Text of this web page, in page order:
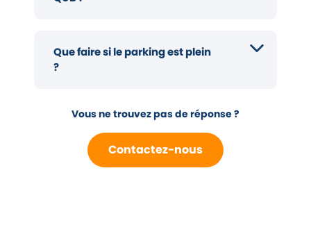
Que faire si le parking est plein
?
Vous ne trouvez pas de réponse ?
Contactez-nous